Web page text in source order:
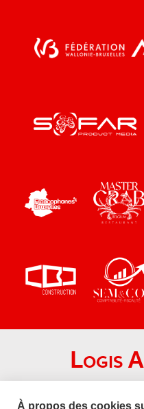
Logis
À propos des cookies